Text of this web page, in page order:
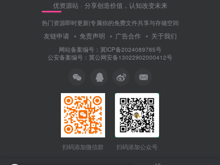
优资源站 · 分享创造价值，认知改变未来
热门资源即时更新|专属你的免费文件共享与存储空间
友链申请 免责声明 广告合作 关于我们
网站备案编号：冀ICP备2024089785号
公安备案编号：冀公网安备13022902000412号
扫码添加微信群 扫码添加公众号